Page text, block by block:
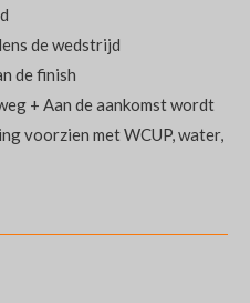
de wedstrijd
de finish
+ Aan de aankomst wordt
voorzien met WCUP, water,